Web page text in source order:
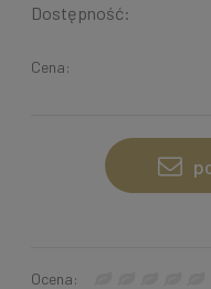
Dostępność:
Cena:
Ocena: